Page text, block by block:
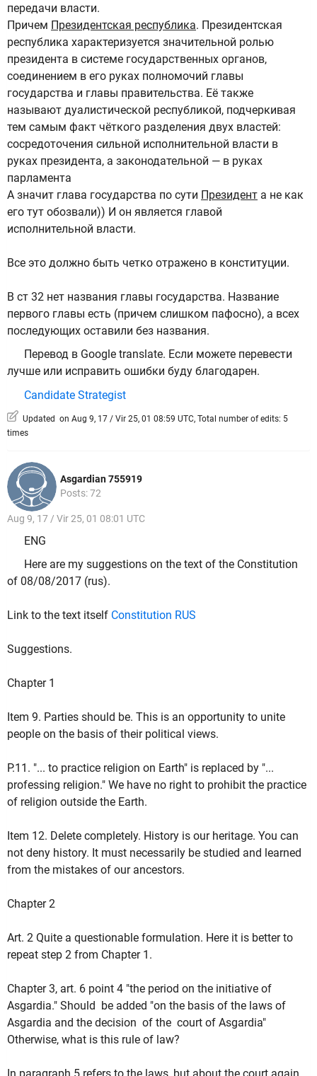
передачи власти.
Причем Президентская республика. Президентская
республика характеризуется значительной ролью
президента в системе государственных органов,
соединением в его руках полномочий главы
государства и главы правительства. Её также
называют дуалистической республикой, подчеркивая
тем самым факт чёткого разделения двух властей:
сосредоточения сильной исполнительной власти в
руках президента, а законодательной — в руках
парламента
А значит глава государства по сути Президент а не как
его тут обозвали)) И он является главой
исполнительной власти.
Все это должно быть четко отражено в конституции.
В ст 32 нет названия главы государства. Название
первого главы есть (причем слишком пафосно), а всех
последующих оставили без названия.
Перевод в Google translate. Если можете перевести
лучше или исправить ошибки буду благодарен.
Candidate Strategist
Updated on Aug 9, 17 / Vir 25, 01 08:59 UTC, Total number of edits: 5
times
Asgardian 755919
Posts: 72
Aug 9, 17 / Vir 25, 01 08:01 UTC
ENG
Here are my suggestions on the text of the Constitution
of 08/08/2017 (rus).
Link to the text itself Constitution RUS
Suggestions.
Chapter 1
Item 9. Parties should be. This is an opportunity to unite
people on the basis of their political views.
P.11. "... to practice religion on Earth" is replaced by "...
professing religion." We have no right to prohibit the practice
of religion outside the Earth.
Item 12. Delete completely. History is our heritage. You can
not deny history. It must necessarily be studied and learned
from the mistakes of our ancestors.
Chapter 2
Art. 2 Quite a questionable formulation. Here it is better to
repeat step 2 from Chapter 1.
Chapter 3, art. 6 point 4 "the period on the initiative of
Asgardia." Should be added "on the basis of the laws of
Asgardia and the decision of the court of Asgardia"
Otherwise, what is this rule of law?